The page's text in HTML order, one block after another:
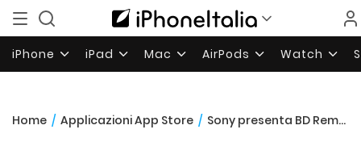
iPhone iPad Mac AirPods Watch
Home / Applicazioni App Store / Sony presenta BD Remote, l’applicazione per controllare i lettori Blu-ray tramite iPhone